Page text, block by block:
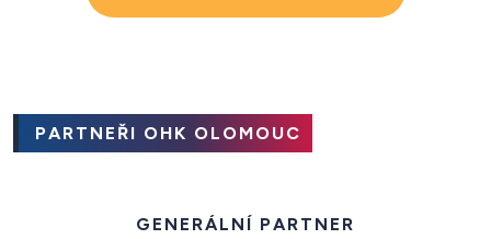
PARTNEŘI OHK OLOMOUC
GENERÁLNÍ PARTNER